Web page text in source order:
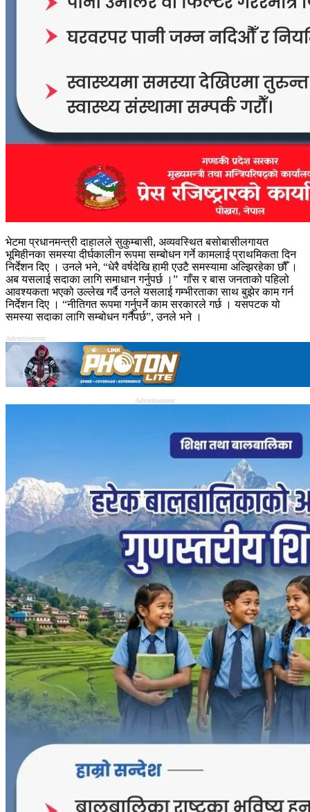
भेटमा प्रधानमन्त्री दाहालले सुकुम्बासी, अव्यवस्थित बसोबासीलगायत
भूमिहीनका समस्या दीर्घकालीन रूपमा सम्बोधन गर्ने कामलाई प्राथमिकता दिन
निर्देशन दिए । उनले भने, “धेरै वर्षदेखि हामी एउटै समस्यामा अल्झिरहेका छौँ ।
अब यसलाई सदाका लागि समाधान गर्नुपर्छ ।” गाँस र बास जनताको पहिलो
आवश्यकता भएको उल्लेख गर्दै उनले यसलाई गम्भीरताका साथ बुझेर काम गर्न
निर्देशन दिए । “नीतिगत रूपमा गर्नुपर्ने काम सरकारले गर्छ । यसपटक यो
समस्या सदाका लागि सम्बोधन गर्नैपर्छ”, उनले भने ।
Advertisement
Advertisement